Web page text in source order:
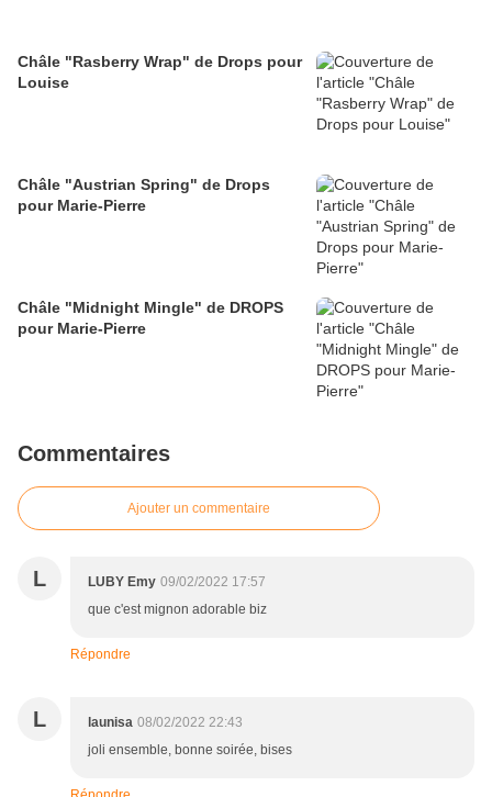
Châle "Rasberry Wrap" de Drops pour
Louise
Châle "Austrian Spring" de Drops
pour Marie-Pierre
Châle "Midnight Mingle" de DROPS
pour Marie-Pierre
Commentaires
Ajouter un commentaire
L LUBY Emy 09/02/2022 17:57
que c'est mignon adorable biz
Répondre
L launisa 08/02/2022 22:43
joli ensemble, bonne soirée, bises